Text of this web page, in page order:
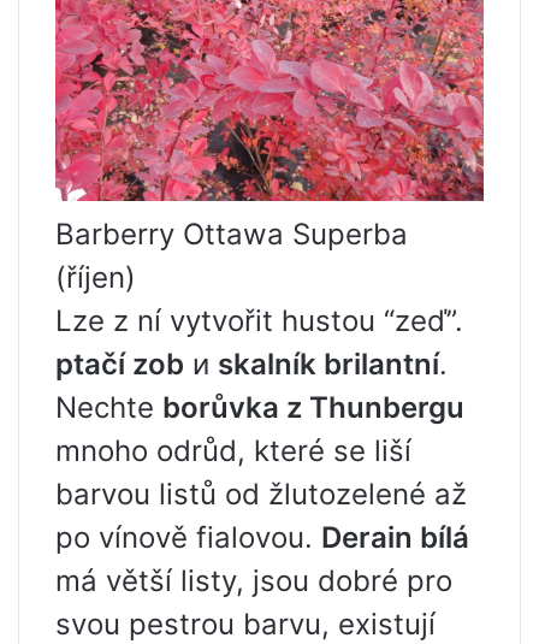
Barberry Ottawa Superba
(říjen)
Lze z ní vytvořit hustou “zeď”.
ptačí zob и skalník brilantní.
Nechte borůvka z Thunbergu
mnoho odrůd, které se liší
barvou listů od žlutozelené až
po vínově fialovou. Derain bílá
má větší listy, jsou dobré pro
svou pestrou barvu, existují